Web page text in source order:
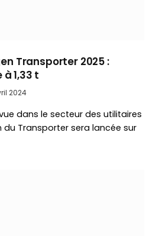
Transporter 2025 :
1,33 t
2024
dans le secteur des utilitaires
du Transporter sera lancée sur